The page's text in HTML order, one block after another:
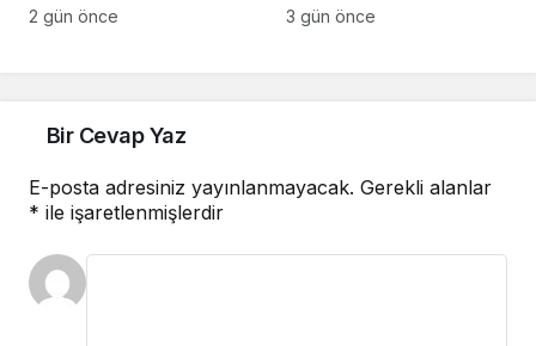
anlamlı buluşma
2 gün önce
mutluluğa “Evet” dedi
3 gün önce
Bir Cevap Yaz
E-posta adresiniz yayınlanmayacak. Gerekli alanlar
* ile işaretlenmişlerdir